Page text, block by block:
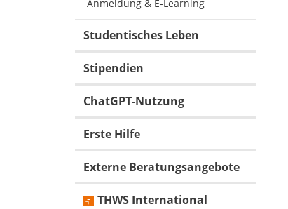
Anmeldung & E-Learning
Studentisches Leben
Stipendien
ChatGPT-Nutzung
Erste Hilfe
Externe Beratungsangebote
THWS International